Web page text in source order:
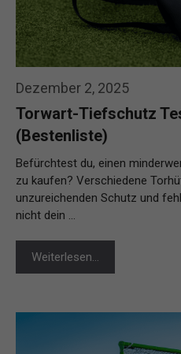
Dezember 2, 2025
Torwart-Tiefschutz
(Bestenliste)
Befürchtest du, einen
zu kaufen? Verschiedene
unzureichenden Schutz und
nicht dein …
Weiterlesen…